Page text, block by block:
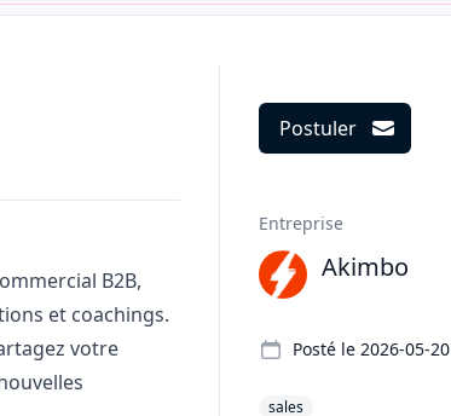
B2B,
et coachings.
votre
Postuler
Entreprise
Akimbo
Posté le 2026-05-20
sales